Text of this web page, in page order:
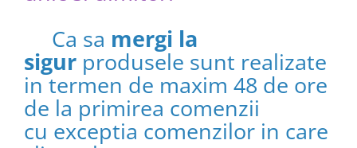
Ca sa mergi la
sigur produsele sunt realizate
in termen de maxim 48 de ore
de la primirea comenzii
cu exceptia comenzilor in care